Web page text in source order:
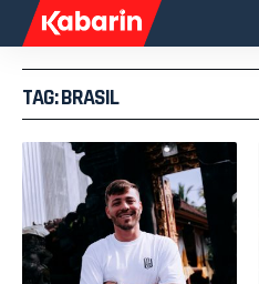
TAG: BRASIL